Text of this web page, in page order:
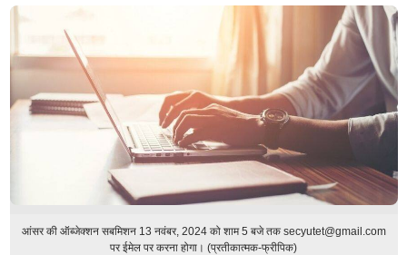
आंसर की ऑब्जेक्शन सबमिशन 13 नवंबर, 2024 को शाम 5 बजे तक secyutet@gmail.com
पर ईमेल पर करना होगा। (प्रतीकात्मक-फ्रीपिक)